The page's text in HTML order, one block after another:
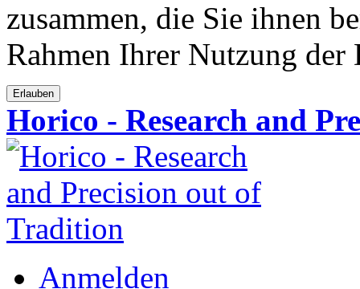
zusammen, die Sie ihnen
Rahmen Ihrer Nutzung der
Erlauben
Horico - Research and
Anmelden